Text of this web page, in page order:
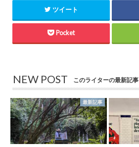
ツイート
Pocket
NEW POST このライターの最新記事
最新記事